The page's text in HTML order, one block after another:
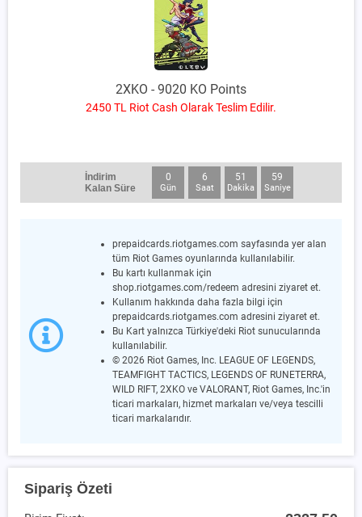
2XKO - 9020 KO Points
2450 TL Riot Cash Olarak Teslim Edilir.
İndirim
Kalan Süre
0
Gün
6
Saat
51
Dakika
59
Saniye
prepaidcards.riotgames.com sayfasında yer alan
tüm Riot Games oyunlarında kullanılabilir.
Bu kartı kullanmak için
shop.riotgames.com/redeem adresini ziyaret et.
Kullanım hakkında daha fazla bilgi için
prepaidcards.riotgames.com adresini ziyaret et.
Bu Kart yalnızca Türkiye'deki Riot sunucularında
kullanılabilir.
© 2026 Riot Games, Inc. LEAGUE OF LEGENDS,
TEAMFIGHT TACTICS, LEGENDS OF RUNETERRA,
WILD RIFT, 2XKO ve VALORANT, Riot Games, Inc.'in
ticari markaları, hizmet markaları ve/veya tescilli
ticari markalarıdır.
Sipariş Özeti